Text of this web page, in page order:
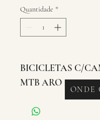
Quantidade *
BICICLETAS C/
MTB ARO 27.5
ONDE